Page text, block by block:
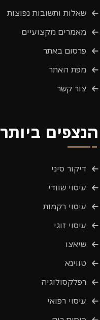
שאלות ותשובות נפוצות
מאמרים מקצועיים
פרסום באתר
מפת האתר
צור קשר
הנצפים ביותר
דיקור סיני
עיסוי שוודי
עיסוי רקמות
עיסוי זוגי
שיאצו
טווינא
רפלקסולוגיה
עיסוי רפואי